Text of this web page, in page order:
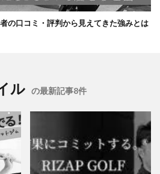
の口コミ・評判から見えてきた強みとは
ル の最新記事8件